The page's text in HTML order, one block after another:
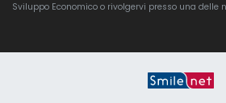
Sviluppo Economico o rivolgervi presso una delle